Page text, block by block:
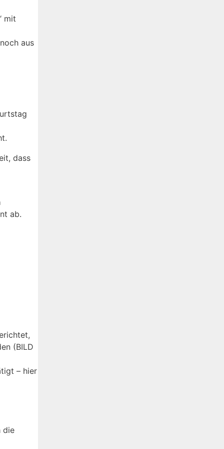
mit
aus
dass
ab.
(BILD
– hier
die